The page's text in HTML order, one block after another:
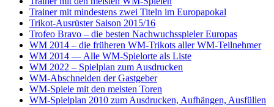
Trainer mit mindestens zwei Titeln im Europapokal
Trikot-Ausrüster Saison 2015/16
Trofeo Bravo – die besten Nachwuchsspieler Europas
WM 2014 – die früheren WM-Trikots aller WM-Teilnehmer
WM 2014 — Alle WM-Spielorte als Liste
WM 2022 – Spielplan zum Ausdrucken
WM-Abschneiden der Gastgeber
WM-Spiele mit den meisten Toren
WM-Spielplan 2010 zum Ausdrucken, Aufhängen, Ausfüllen